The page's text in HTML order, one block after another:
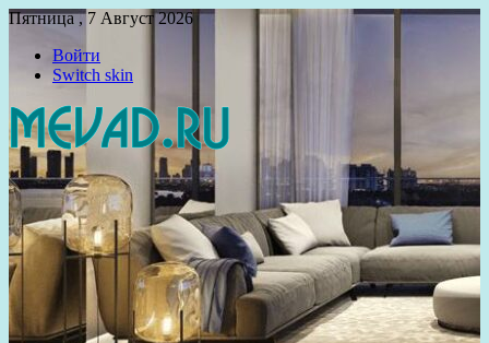
Пятница , 7 Август 2026
Войти
Switch skin